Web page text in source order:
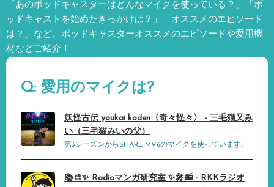
「あのポッドキャスターはどんなマイクを使っている？」「ポ
ッドキャストを始めたきっかけは？」「オススメのエピソード
は？」など、 ポッドキャスターオススメのエピソードや愛用機
材などご紹介！
Q: 愛用のマイクは?
妖怪古伝 youkai koden〈奇々怪々〉 - 三毛猫又み
い（三毛猫みいの父）
第3シーズンからSHARE MV6のマイクを使っています。
📚🎨✨ Radioマンガ研究室 ✨🎤📻 - RKKラジオ